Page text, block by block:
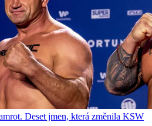
Deset jmen, která změnila KSW